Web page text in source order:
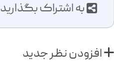
به اشتراک بگذارید
افزودن نظر جدید